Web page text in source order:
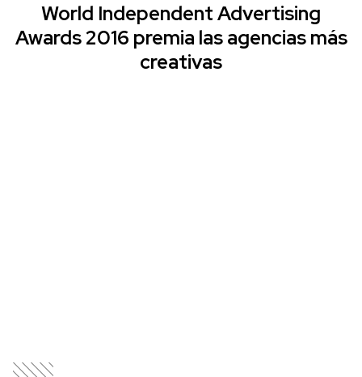
World Independent Advertising
Awards 2016 premia las agencias más
creativas